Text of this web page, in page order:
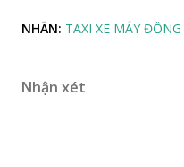
NHÃN: TAXI XE MÁY
Nhận xét